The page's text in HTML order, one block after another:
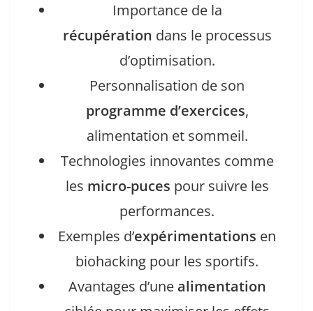
Importance de la
récupération dans le processus
d’optimisation.
Personnalisation de son
programme d’exercices,
alimentation et sommeil.
Technologies innovantes comme
les micro-puces pour suivre les
performances.
Exemples d’expérimentations en
biohacking pour les sportifs.
Avantages d’une alimentation